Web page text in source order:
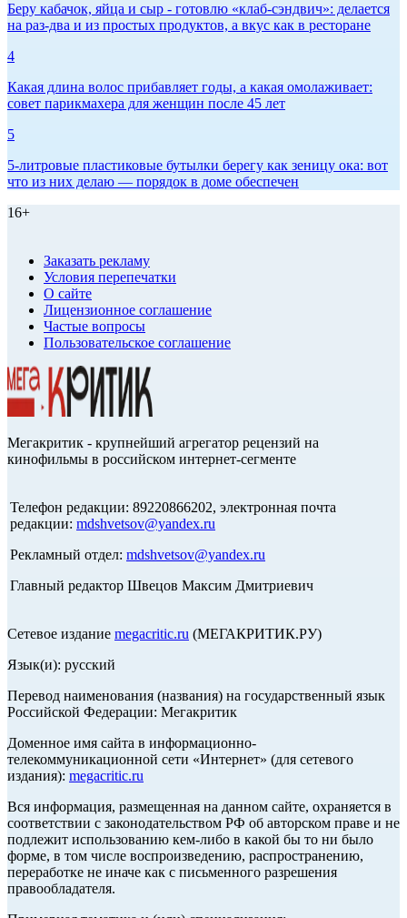
Беру кабачок, яйца и сыр - готовлю «клаб-сэндвич»: делается
на раз-два и из простых продуктов, а вкус как в ресторане
4
Какая длина волос прибавляет годы, а какая омолаживает:
совет парикмахера для женщин после 45 лет
5
5-литровые пластиковые бутылки берегу как зеницу ока: вот
что из них делаю — порядок в доме обеспечен
16+
Заказать рекламу
Условия перепечатки
О сайте
Лицензионное соглашение
Частые вопросы
Пользовательское соглашение
Мегакритик - крупнейший агрегатор рецензий на
кинофильмы в российском интернет-сегменте
Телефон редакции: 89220866202, электронная почта
редакции: mdshvetsov@yandex.ru
Рекламный отдел: mdshvetsov@yandex.ru
Главный редактор Швецов Максим Дмитриевич
Сетевое издание megacritic.ru (МЕГАКРИТИК.РУ)
Язык(и): русский
Перевод наименования (названия) на государственный язык
Российской Федерации: Мегакритик
Доменное имя сайта в информационно-
телекоммуникационной сети «Интернет» (для сетевого
издания): megacritic.ru
Вся информация, размещенная на данном сайте, охраняется в
соответствии с законодательством РФ об авторском праве и не
подлежит использованию кем-либо в какой бы то ни было
форме, в том числе воспроизведению, распространению,
переработке не иначе как с письменного разрешения
правообладателя.